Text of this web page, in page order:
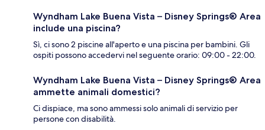
Wyndham Lake Buena Vista – Disney Springs® Area
include una piscina?
Sì, ci sono 2 piscine all'aperto e una piscina per bambini. Gli
ospiti possono accedervi nel seguente orario: 09:00 - 22:00.
Wyndham Lake Buena Vista – Disney Springs® Area
ammette animali domestici?
Ci dispiace, ma sono ammessi solo animali di servizio per
persone con disabilità.